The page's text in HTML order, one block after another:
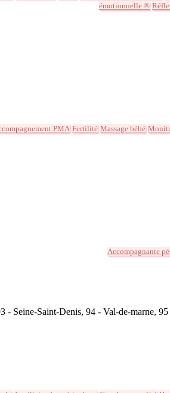
émotionnelle ®
PMA Fertilité Massage bébé
Accompagnante
- Seine-Saint-Denis, 94 - Val-de-marne,